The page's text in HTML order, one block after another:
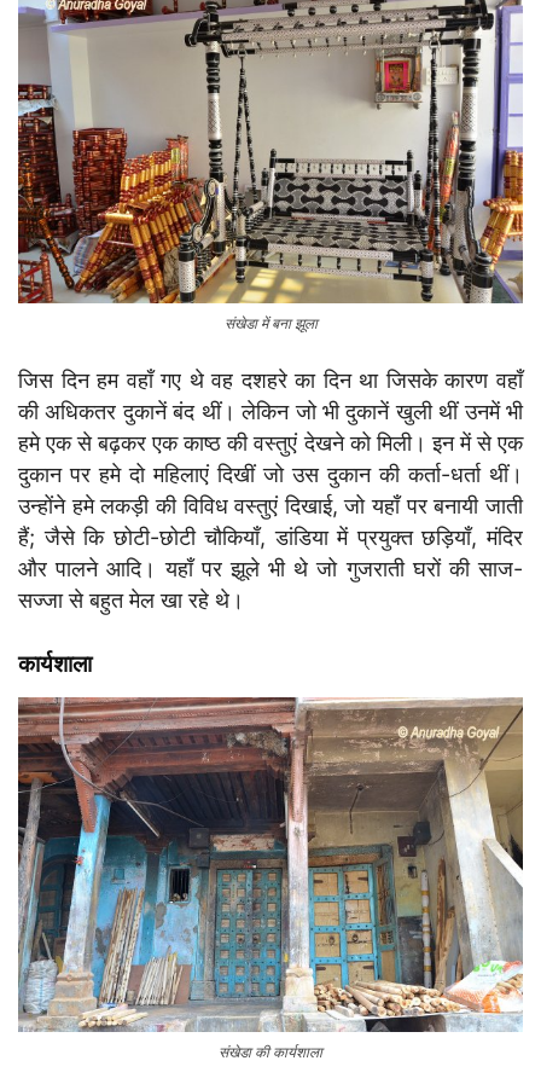
संखेडा में बना झूला
जिस दिन हम वहाँ गए थे वह दशहरे का दिन था जिसके कारण वहाँ
की अधिकतर दुकानें बंद थीं। लेकिन जो भी दुकानें खुली थीं उनमें भी
हमे एक से बढ़कर एक काष्ठ की वस्तुएं देखने को मिली। इन में से एक
दुकान पर हमे दो महिलाएं दिखीं जो उस दुकान की कर्ता-धर्ता थीं।
उन्होंने हमे लकड़ी की विविध वस्तुएं दिखाई, जो यहाँ पर बनायी जाती
हैं; जैसे कि छोटी-छोटी चौकियाँ, डांडिया में प्रयुक्त छड़ियाँ, मंदिर
और पालने आदि। यहाँ पर झूले भी थे जो गुजराती घरों की साज-
सज्जा से बहुत मेल खा रहे थे।
कार्यशाला
संखेडा की कार्यशाला